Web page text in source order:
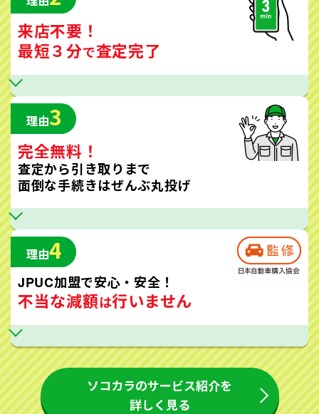
来店不要！
最短３分で査定完了
理由3
完全無料！
査定から引き取りまで
面倒な手続きはぜんぶ丸投げ
理由4
JPUC加盟で安心・安全！
不当な減額は行いません
ソコカラのサービス紹介を
詳しく見る